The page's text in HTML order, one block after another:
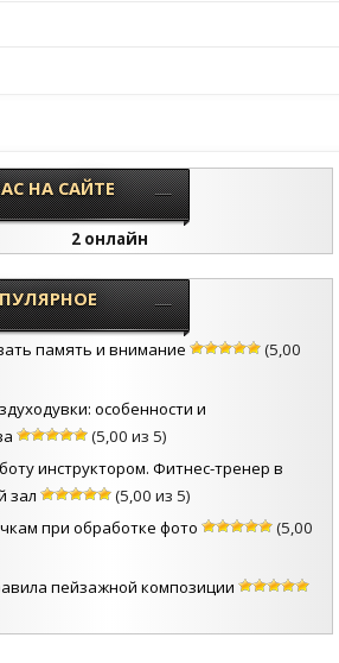
НА САЙТЕ
2 онлайн
память и внимание
(5,00
особенности и
(5,00 из 5)
инструктором. Фитнес-тренер в
зал
(5,00 из 5)
при обработке фото
(5,00
пейзажной композиции